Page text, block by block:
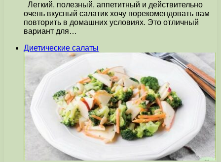
Легкий, полезный, аппетитный и действительно
очень вкусный салатик хочу порекомендовать вам
повторить в домашних условиях. Это отличный
вариант для…
Диетические салаты